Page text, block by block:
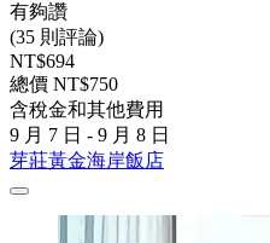
有夠讚
(35 則評論)
NT$694
總價 NT$750
含稅金和其他費用
9 月 7 日 - 9 月 8 日
芽莊黃金海岸飯店